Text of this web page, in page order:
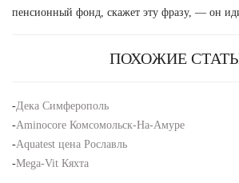
пенсионный фонд, скажет эту фразу, — он
ПОХОЖИЕ
-Дека Симферополь
-Aminocore Комсомольск-На-Амуре
-Aquatest цена Рославль
-Mega-Vit Кяхта